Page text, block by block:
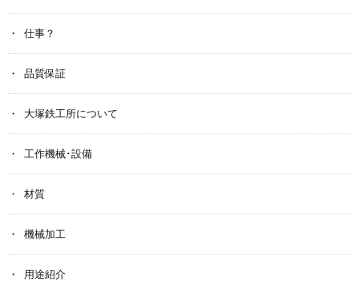
仕事？
品質保証
大塚鉄工所について
工作機械･設備
材質
機械加工
用途紹介